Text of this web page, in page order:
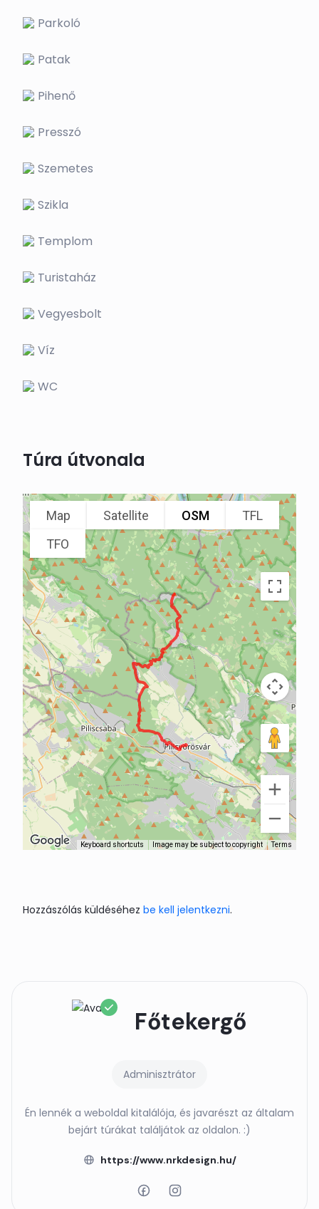
Parkoló
Patak
Pihenő
Presszó
Szemetes
Szikla
Templom
Turistaház
Vegyesbolt
Víz
WC
Túra útvonala
Map Satellite OSM
TFL
TFO
Keyboard shortcuts Image may be subject to copyright Terms
Főtekergő
Adminisztrátor
Én lennék a weboldal kitalálója, és javarészt az általam
bejárt túrákat találjátok az oldalon. :)
https://www.nrkdesign.hu/
Hozzászólás küldéséhez be kell jelentkezni.